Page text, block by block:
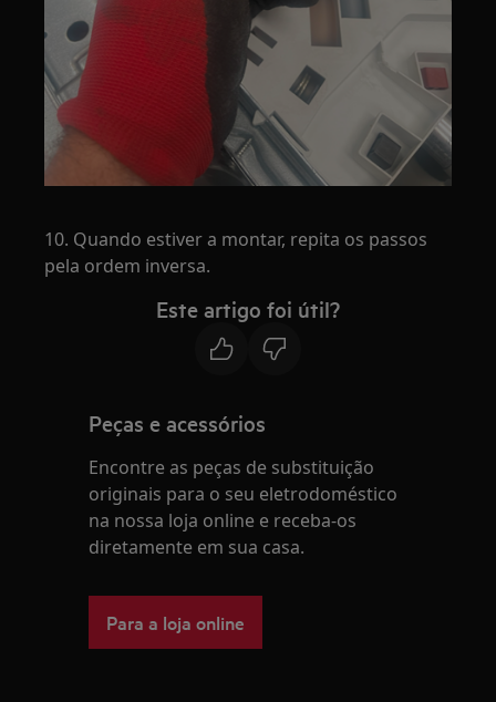
10. Quando estiver a montar, repita os passos
pela ordem inversa.
Este artigo foi útil?
Peças e acessórios
Encontre as peças de substituição
originais para o seu eletrodoméstico
na nossa loja online e receba-os
diretamente em sua casa.
Para a loja online